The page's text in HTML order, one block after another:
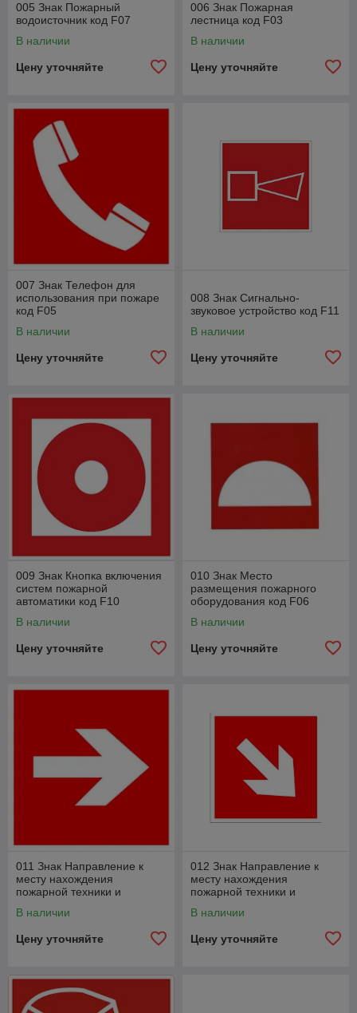
005 Знак Пожарный
водоисточник код F07
В наличии
Цену уточняйте
006 Знак Пожарная
лестница код F03
В наличии
Цену уточняйте
007 Знак Телефон для
использования при пожаре
код F05
В наличии
Цену уточняйте
008 Знак Сигнально-
звуковое устройство код F11
В наличии
Цену уточняйте
009 Знак Кнопка включения
систем пожарной
автоматики код F10
В наличии
Цену уточняйте
010 Знак Место
размещения пожарного
оборудования код F06
В наличии
Цену уточняйте
011 Знак Направление к
месту нахождения
пожарной техники и
F01-01
В наличии
Цену уточняйте
012 Знак Направление к
месту нахождения
пожарной техники и
(стрелка под углом 45 град.)
В наличии
Цену уточняйте